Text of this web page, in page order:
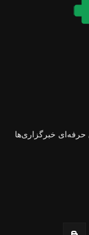
حرفه‌ای خبرگزاری‌ها